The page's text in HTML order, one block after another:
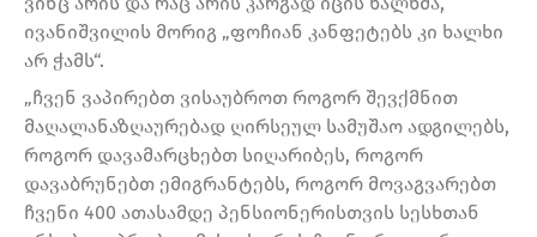
ივანიშვილის მორიგ „ფოჩიან კანფეტებს კი ხალხი
არ ჭამს“.
„ჩვენ ვაპირებთ ვისაუბროთ როგორ შევქმნით
მაღალანაზღაურებად ღირსეულ სამუშაო ადგილებს,
როგორ დავამარცხებთ სიღარიბეს, როგორ
დავაბრუნებთ ემიგრანტებს, როგორ მოვაგვარებთ
ჩვენი 400 ათასამდე პენსიონერისთვის სესხთან